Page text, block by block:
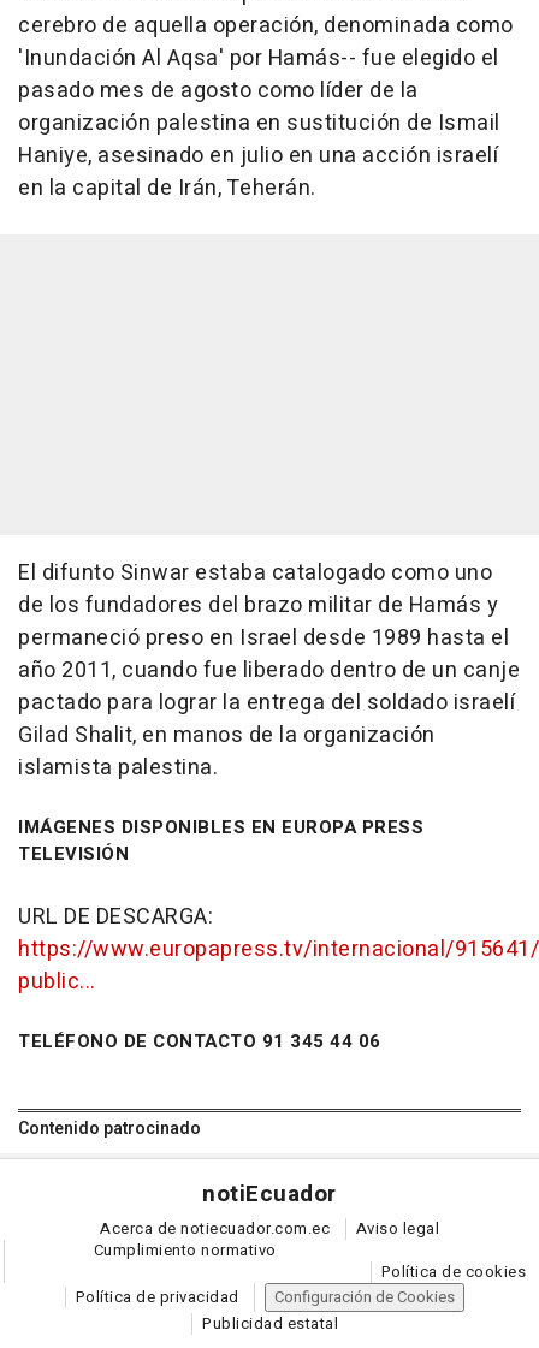
cerebro de aquella operación, denominada como
'Inundación Al Aqsa' por Hamás-- fue elegido el
pasado mes de agosto como líder de la
organización palestina en sustitución de Ismail
Haniye, asesinado en julio en una acción israelí
en la capital de Irán, Teherán.
El difunto Sinwar estaba catalogado como uno
de los fundadores del brazo militar de Hamás y
permaneció preso en Israel desde 1989 hasta el
año 2011, cuando fue liberado dentro de un canje
pactado para lograr la entrega del soldado israelí
Gilad Shalit, en manos de la organización
islamista palestina.
IMÁGENES DISPONIBLES EN EUROPA PRESS
TELEVISIÓN
URL DE DESCARGA:
https://www.europapress.tv/internacional/
public...
TELÉFONO DE CONTACTO 91 345 44 06
Contenido patrocinado
notiEcuador
Acerca de notiecuador.com.ec
Aviso legal
Cumplimiento normativo
Política de cookies
Política de privacidad
Configuración de Cookies
Publicidad estatal